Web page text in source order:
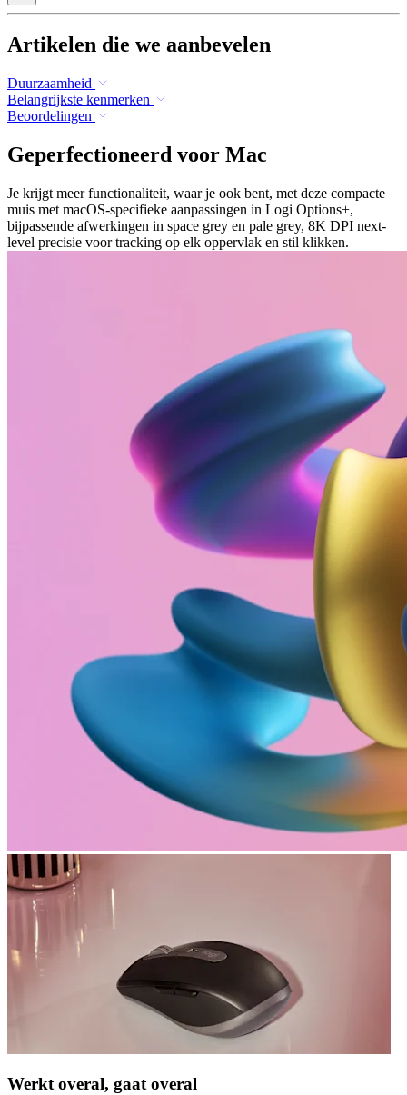
Artikelen die we aanbevelen
Duurzaamheid
Belangrijkste kenmerken
Beoordelingen
Geperfectioneerd voor Mac
Je krijgt meer functionaliteit, waar je ook bent, met deze compacte
muis met macOS-specifieke aanpassingen in Logi Options+,
bijpassende afwerkingen in space grey en pale grey, 8K DPI next-
level precisie voor tracking op elk oppervlak en stil klikken.
Werkt overal, gaat overal